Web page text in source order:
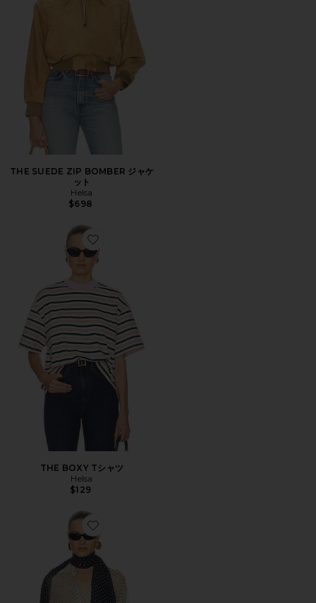
THE SUEDE ZIP BOMBER ジャケ
ット
Helsa
$698
Favorite THE BOXY Tシャツ
THE BOXY Tシャツ
Helsa
$129
Favorite THE RELAXED SHIRT IN SILK CHIFFON トップ